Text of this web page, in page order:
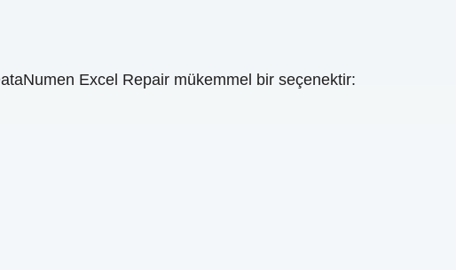
Excel Repair mükemmel bir seçenektir: